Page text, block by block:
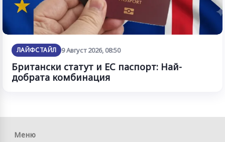
ЛАЙФСТАЙЛ 9 Август 2026, 08:50
Британски статут и ЕС паспорт: Най-
добрата комбинация
Меню